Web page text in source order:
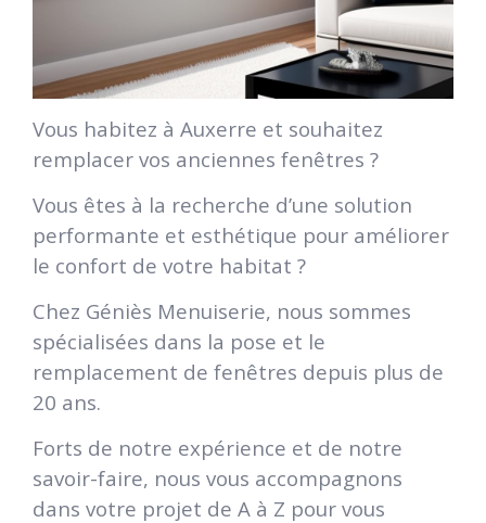
Vous habitez à Auxerre et souhaitez
remplacer vos anciennes fenêtres ?
Vous êtes à la recherche d’une solution
performante et esthétique pour améliorer
le confort de votre habitat ?
Chez Géniès Menuiserie, nous sommes
spécialisées dans la pose et le
remplacement de fenêtres depuis plus de
20 ans.
Forts de notre expérience et de notre
savoir-faire, nous vous accompagnons
dans votre projet de A à Z pour vous